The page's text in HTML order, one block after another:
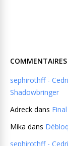
sephirothff -
Shadowbringer
Adreck dans
Mika dans
sephirothff -